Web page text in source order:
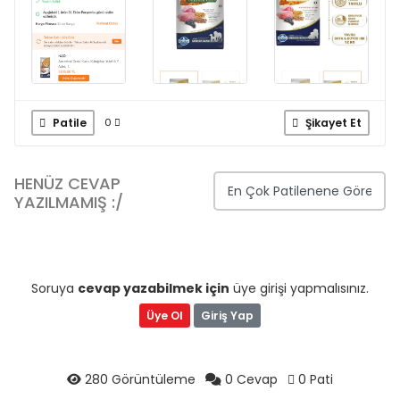
Patile 0 Şikayet Et
HENÜZ CEVAP
YAZILMAMIŞ :/
Soruya cevap yazabilmek için üye girişi yapmalısınız.
Üye Ol Giriş Yap
280 Görüntüleme 0 Cevap 0 Pati